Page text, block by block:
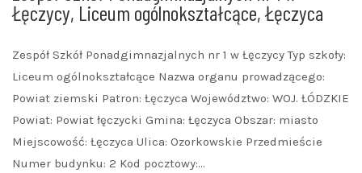
Łęczycy, Liceum ogólnokształcące, Łęczyca
Zespół Szkół Ponadgimnazjalnych nr 1 w Łęczycy Typ szkoły:
Liceum ogólnokształcące Nazwa organu prowadzącego:
Powiat ziemski Patron: Łęczyca Województwo: WOJ. ŁÓDZKIE
Powiat: Powiat łęczycki Gmina: Łęczyca Obszar: miasto
Miejscowość: Łęczyca Ulica: Ozorkowskie Przedmieście
Numer budynku: 2 Kod pocztowy:…